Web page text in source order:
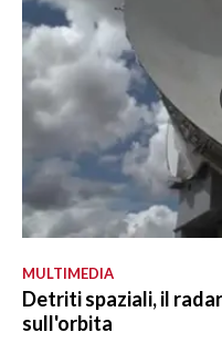
MULTIMEDIA
Detriti spaziali, il
sull'orbita